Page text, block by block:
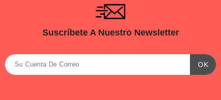
Suscríbete A Nuestro Newsletter